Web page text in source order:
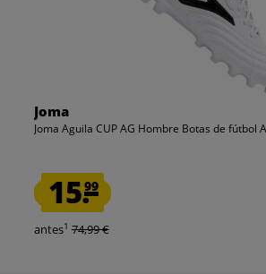
Joma
Joma Aguila CUP AG Hombre Botas de fútbol
15.99
antes1 74,99 €